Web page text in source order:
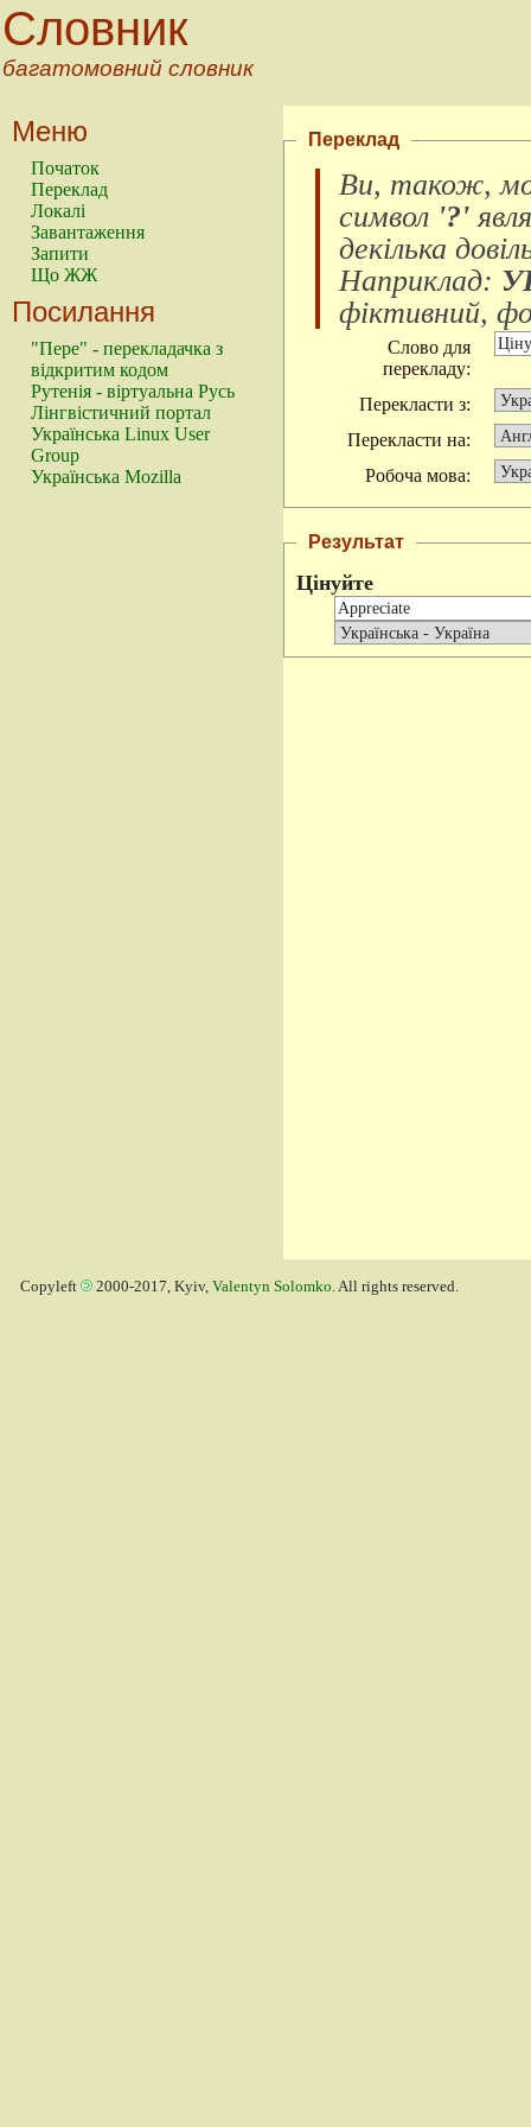
Словник
багатомовний словник
Меню
Початок
Переклад
Локалі
Завантаження
Запити
Що ЖЖ
Посилання
"Пере" - перекладачка з
відкритим кодом
Рутенія - віртуальна Русь
Лінгвістичний портал
Українська Linux User
Group
Українська Mozilla
Переклад
Ви, також,
символ '?'
декілька
Наприклад:
фіктивний,
Слово для
перекладу:
Перекласти з:
Перекласти на:
Робоча мова:
Результат
Цінуйте
Copyleft 2000-2017, Kyiv, Valentyn Solomko. All rights reserved.